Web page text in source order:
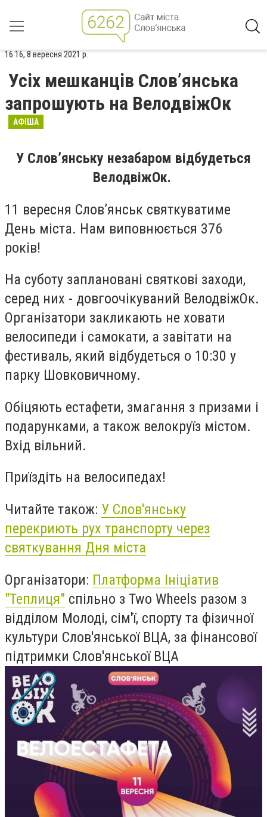
16:16, 8 вересня 2021 р.
Усіх мешканців Слов’янська
запрошують на ВелодвіжОк
АФІША
У Слов’янську незабаром відбудеться
ВелодвіжОк.
11 вересня Слов’янськ святкуватиме
День міста. Нам виповнюється 376
років!
На суботу заплановані святкові заходи,
серед них - довгоочікуваний ВелодвіжОк.
Організатори закликають не ховати
велосипеди і самокати, а завітати на
фестиваль, який відбудеться о 10:30 у
парку Шовковичному.
Обіцяють естафети, змагання з призами і
подарунками, а також велокруїз містом.
Вхід вільний.
Приїздіть на велосипедах!
Читайте також: У Слов'янську
перекриють рух транспорту через
святкування Дня міста
Організатори: Платформа Ініціатив
"Теплиця" спільно з Two Wheels разом з
відділом Молоді, сім'ї, спорту та фізичної
культури Слов'янської ВЦА, за фінансової
підтримки Слов'янської ВЦА